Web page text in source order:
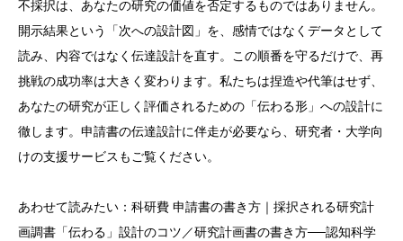
不採択は、あなたの研究の価値を否定するものではありません。
開示結果という「次への設計図」を、感情ではなくデータとして
読み、内容ではなく伝達設計を直す。この順番を守るだけで、再
挑戦の成功率は大きく変わります。私たちは捏造や代筆はせず、
あなたの研究が正しく評価されるための「伝わる形」への設計に
徹します。申請書の伝達設計に伴走が必要なら、 研究者・大学向
けの支援サービス もご覧ください。
あわせて読みたい： 科研費 申請書の書き方｜採択される研究計
画調書「伝わる」設計のコツ ／研究計画書の書き方──認知科学